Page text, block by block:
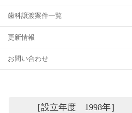
歯科譲渡案件一覧
更新情報
お問い合わせ
［設立年度 1998年］